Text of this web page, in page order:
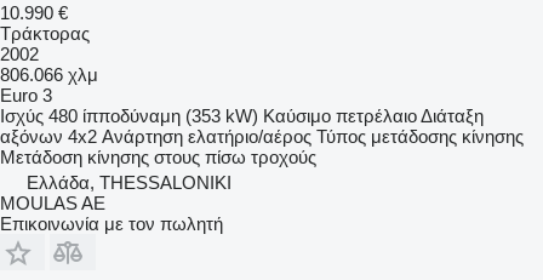
10.990 €
Τράκτορας
2002
806.066 χλμ
Euro 3
Ισχύς 480 ίπποδύναμη (353 kW) Καύσιμο πετρέλαιοΔιάταξη
αξόνων 4x2 Ανάρτηση ελατήριο/αέρος Τύπος μετάδοσης κίνησης
Μετάδοση κίνησης στους πίσω τροχούς
Ελλάδα, THESSALONIKI
MOULAS AE
Επικοινωνία με τον πωλητή